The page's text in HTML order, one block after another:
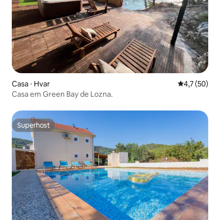
Casa ⋅ Hvar 4,7 de uma
4,7 (50)
Casa em Green Bay de Lozna.
Superhost
Superhost